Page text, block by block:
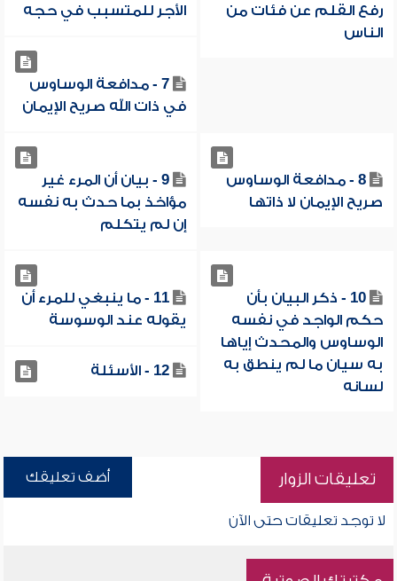
رفع القلم عن فئات من
الناس
الأجر للمتسبب في حجه
7 - مدافعة الوساوس
في ذات الله صريح الإيمان
8 - مدافعة الوساوس
صريح الإيمان لا ذاتها
9 - بيان أن المرء غير
مؤاخذ بما حدث به نفسه
إن لم يتكلم
10 - ذكر البيان بأن
حكم الواجد في نفسه
الوساوس والمحدث إياها
به سيان ما لم ينطق به
لسانه
11 - ما ينبغي للمرء أن
يقوله عند الوسوسة
12 - الأسئلة
تعليقات الزوار أضف تعليقك
لا توجد تعليقات حتى الآن